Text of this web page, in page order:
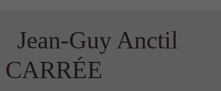
Jean-Guy Anctil
CARRÉE